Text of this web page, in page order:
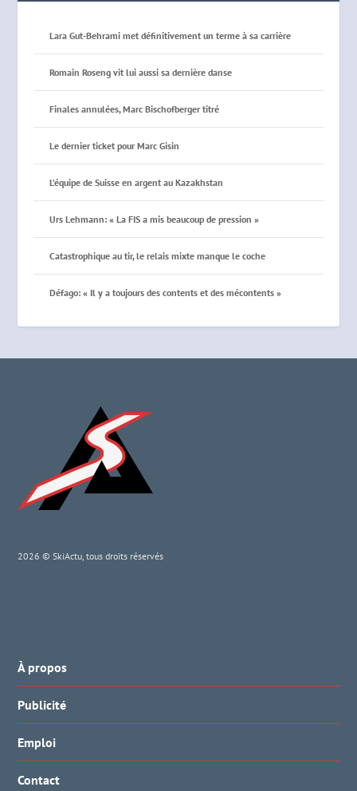
Lara Gut-Behrami met définitivement un terme à sa carrière
Romain Roseng vit lui aussi sa dernière danse
Finales annulées, Marc Bischofberger titré
Le dernier ticket pour Marc Gisin
L’équipe de Suisse en argent au Kazakhstan
Urs Lehmann: « La FIS a mis beaucoup de pression »
Catastrophique au tir, le relais mixte manque le coche
Défago: « Il y a toujours des contents et des mécontents »
2026 © SkiActu, tous droits réservés
À propos
Publicité
Emploi
Contact